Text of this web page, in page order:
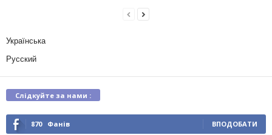
Українська
Русский
Слідкуйте за нами :
870 Фанів ВПОДОБАТИ